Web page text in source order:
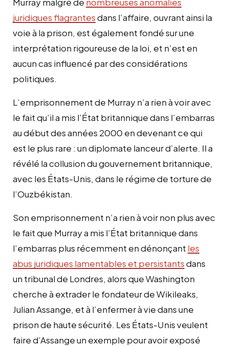
juridiques flagrantesdans l’affaire, ouvrant ainsi la
voie à la prison, est également fondé sur une
interprétation rigoureuse de la loi, et n’est en
aucun cas influencé par des considérations
politiques.
L’emprisonnement de Murray n’a rien à voir avec
le fait qu’il a mis l’État britannique dans l’embarras
au début des années 2000 en devenant ce qui
est le plus rare : un diplomate lanceur d’alerte. Il a
révélé la collusion du gouvernement britannique,
avec les États-Unis, dans le régime de torture de
l’Ouzbékistan.
Son emprisonnement n’a rien à voir non plus avec
le fait que Murray a mis l’État britannique dans
l’embarras plus récemment en dénonçant les
abus juridiques lamentables et persistantsdans
un tribunal de Londres, alors que Washington
cherche à extrader le fondateur de Wikileaks,
Julian Assange, et à l’enfermer à vie dans une
prison de haute sécurité. Les États-Unis veulent
faire d’Assange un exemple pour avoir exposé